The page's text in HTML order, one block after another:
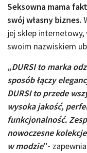
Seksowna mama
swój własny biznes.
jej sklep
swoim nazwiskiem
„DURSI to marka
sposób łączy
DURSI to przede
wysoka jakość,
funkcjonalność.
nowoczesne
w modzie”-